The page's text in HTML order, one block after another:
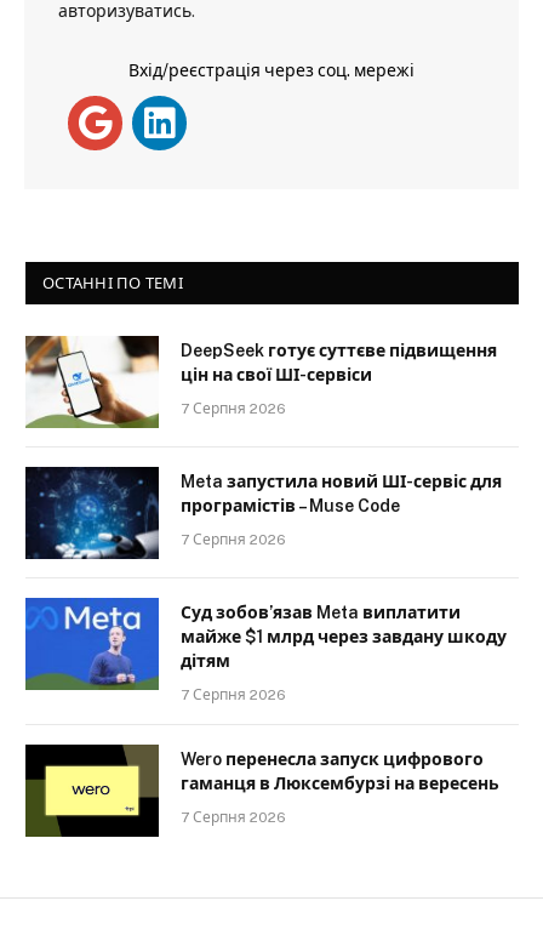
авторизуватись.
Вхід/реєстрація через соц. мережі
ОСТАННІ ПО ТЕМІ
DeepSeek готує суттєве підвищення
цін на свої ШІ-сервіси
7 Серпня 2026
Meta запустила новий ШІ-сервіс для
програмістів – Muse Code
7 Серпня 2026
Суд зобов’язав Meta виплатити
майже $1 млрд через завдану шкоду
дітям
7 Серпня 2026
Wero перенесла запуск цифрового
гаманця в Люксембурзі на вересень
7 Серпня 2026